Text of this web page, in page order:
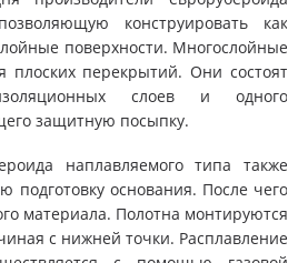
конструировать как
поверхности. Многослойные
плоских перекрытий. Они состоят
слоев и одного
защитную посыпку.
наплавляемого типа также
подготовку основания. После чего
материала. Полотна монтируются
с нижней точки. Расплавление